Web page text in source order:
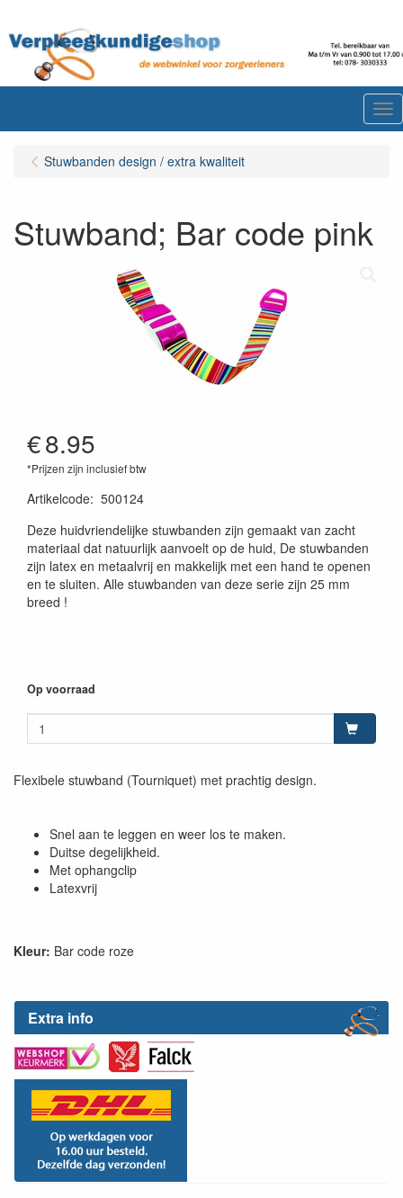
Extra info
Stuwbanden design / extra kwaliteit
Stuwband; Bar code pink
€8.95
*Prijzen zijn inclusief btw
Artikelcode: 500124
Deze huidvriendelijke stuwbanden zijn gemaakt van zacht
materiaal dat natuurlijk aanvoelt op de huid, De stuwbanden
zijn latex en metaalvrij en makkelijk met een hand te openen
en te sluiten. Alle stuwbanden van deze serie zijn 25 mm
breed !
Op voorraad
Flexibele stuwband (Tourniquet) met prachtig design.
Snel aan te leggen en weer los te maken.
Duitse degelijkheid.
Met ophangclip
Latexvrij
Kleur: Bar code roze